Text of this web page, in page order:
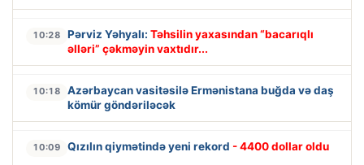
10:28 Pərviz Yəhyalı: Təhsilin yaxasından “bacarıqlı
əlləri” çəkməyin vaxtıdır...
10:18
Azərbaycan vasitəsilə Ermənistana buğda və daş
kömür göndəriləcək
10:09 Qızılın qiymətində yeni rekord - 4400 dollar oldu